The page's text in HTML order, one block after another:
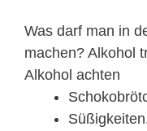
Was darf man in
machen? Alkohol
Alkohol achten